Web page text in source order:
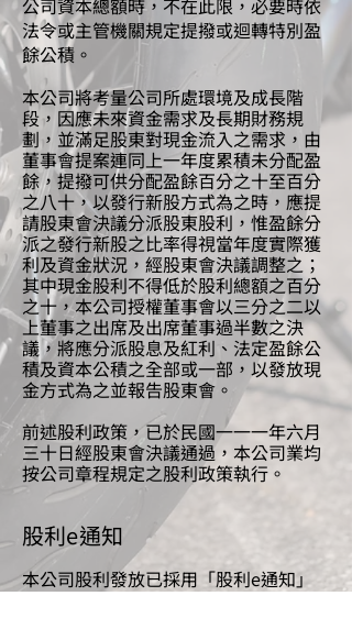
公司資本總額時，不在此限，必要時依
法令或主管機關規定提撥或迴轉特別盈
餘公積。
本公司將考量公司所處環境及成長階
段，因應未來資金需求及長期財務規
劃，並滿足股東對現金流入之需求，由
董事會提案連同上一年度累積未分配盈
餘，提撥可供分配盈餘百分之十至百分
之八十，以發行新股方式為之時，應提
請股東會決議分派股東股利，惟盈餘分
派之發行新股之比率得視當年度實際獲
利及資金狀況，經股東會決議調整之；
其中現金股利不得低於股利總額之百分
之十，本公司授權董事會以三分之二以
上董事之出席及出席董事過半數之決
議，將應分派股息及紅利、法定盈餘公
積及資本公積之全部或一部，以發放現
金方式為之並報告股東會。
前述股利政策，已於民國一一一年六月
三十日經股東會決議通過，本公司業均
按公司章程規定之股利政策執行。
股利e通知
本公司股利發放已採用「股利e通知」